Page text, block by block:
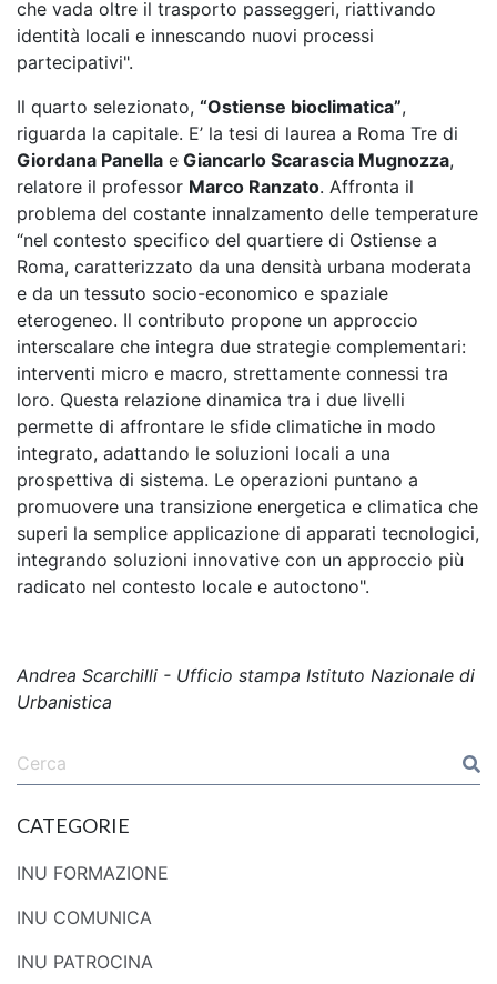
che vada oltre il trasporto passeggeri, riattivando
identità locali e innescando nuovi processi
partecipativi".
Il quarto selezionato, “Ostiense bioclimatica”,
riguarda la capitale. E’ la tesi di laurea a Roma Tre di
Giordana Panella e Giancarlo Scarascia Mugnozza,
relatore il professor Marco Ranzato. Affronta il
problema del costante innalzamento delle temperature
“nel contesto specifico del quartiere di Ostiense a
Roma, caratterizzato da una densità urbana moderata
e da un tessuto socio-economico e spaziale
eterogeneo. Il contributo propone un approccio
interscalare che integra due strategie complementari:
interventi micro e macro, strettamente connessi tra
loro. Questa relazione dinamica tra i due livelli
permette di affrontare le sfide climatiche in modo
integrato, adattando le soluzioni locali a una
prospettiva di sistema. Le operazioni puntano a
promuovere una transizione energetica e climatica che
superi la semplice applicazione di apparati tecnologici,
integrando soluzioni innovative con un approccio più
radicato nel contesto locale e autoctono".
Andrea Scarchilli - Ufficio stampa Istituto Nazionale di
Urbanistica
CATEGORIE
INU FORMAZIONE
INU COMUNICA
INU PATROCINA